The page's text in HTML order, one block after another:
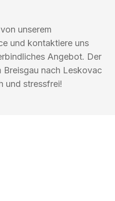
unserem
und kontaktiere uns
Angebot. Der
Breisgau nach Leskovac
und stressfrei!